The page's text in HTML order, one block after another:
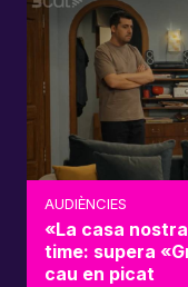
AUDIÈNCIES
«La casa
time: supera
cau en picat